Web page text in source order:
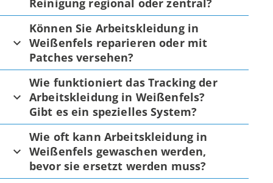
Reinigung regional oder zentral?
Können Sie Arbeitskleidung in
Weißenfels reparieren oder mit
Patches versehen?
Wie funktioniert das Tracking der
Arbeitskleidung in Weißenfels?
Gibt es ein spezielles System?
Wie oft kann Arbeitskleidung in
Weißenfels gewaschen werden,
bevor sie ersetzt werden muss?